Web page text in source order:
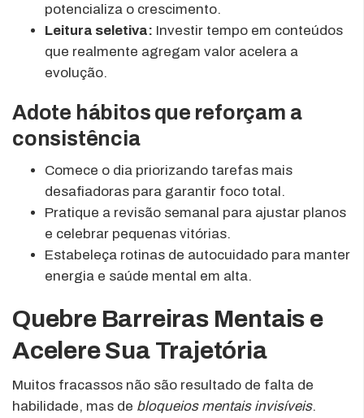
potencializa o crescimento.
Leitura seletiva: Investir tempo em conteúdos
que realmente agregam valor acelera a
evolução.
Adote hábitos que reforçam a
consistência
Comece o dia priorizando tarefas mais
desafiadoras para garantir foco total.
Pratique a revisão semanal para ajustar planos
e celebrar pequenas vitórias.
Estabeleça rotinas de autocuidado para manter
energia e saúde mental em alta.
Quebre Barreiras Mentais e
Acelere Sua Trajetória
Muitos fracassos não são resultado de falta de
habilidade, mas de bloqueios mentais invisíveis.